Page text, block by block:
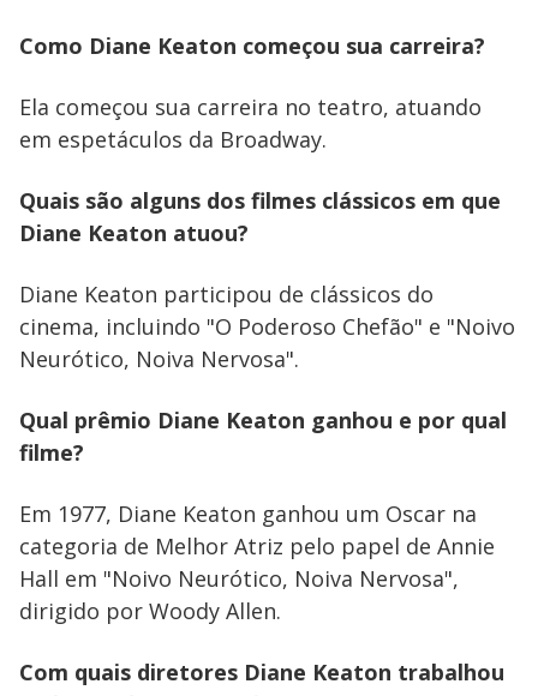
d
e
o
Como Diane Keaton começou sua carreira?
Ela começou sua carreira no teatro, atuando
em espetáculos da Broadway.
Quais são alguns dos filmes clássicos em que
Diane Keaton atuou?
Diane Keaton participou de clássicos do
cinema, incluindo "O Poderoso Chefão" e "Noivo
Neurótico, Noiva Nervosa".
Qual prêmio Diane Keaton ganhou e por qual
filme?
Em 1977, Diane Keaton ganhou um Oscar na
categoria de Melhor Atriz pelo papel de Annie
Hall em "Noivo Neurótico, Noiva Nervosa",
dirigido por Woody Allen.
Com quais diretores Diane Keaton trabalhou